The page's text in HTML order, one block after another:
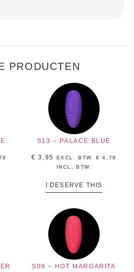
PRODUCTEN
S13 – PALACE BLUE
€ 3,95 EXCL. BTW.€ 4,78
INCL, BTW.
I DESERVE THIS
S09 – HOT MARGARITA